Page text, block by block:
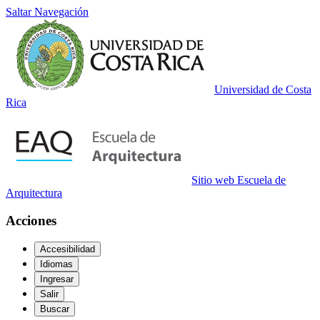
Saltar Navegación
Universidad de Costa
Rica
Sitio web Escuela de
Arquitectura
Acciones
Accesibilidad
Idiomas
Ingresar
Salir
Buscar